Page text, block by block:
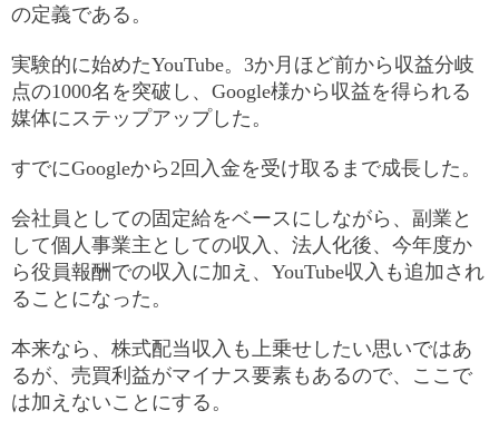
の定義である。
実験的に始めたYouTube。3か月ほど前から収益分岐
点の1000名を突破し、Google様から収益を得られる
媒体にステップアップした。
すでにGoogleから2回入金を受け取るまで成長した。
会社員としての固定給をベースにしながら、副業と
して個人事業主としての収入、法人化後、今年度か
ら役員報酬での収入に加え、YouTube収入も追加され
ることになった。
本来なら、株式配当収入も上乗せしたい思いではあ
るが、売買利益がマイナス要素もあるので、ここで
は加えないことにする。